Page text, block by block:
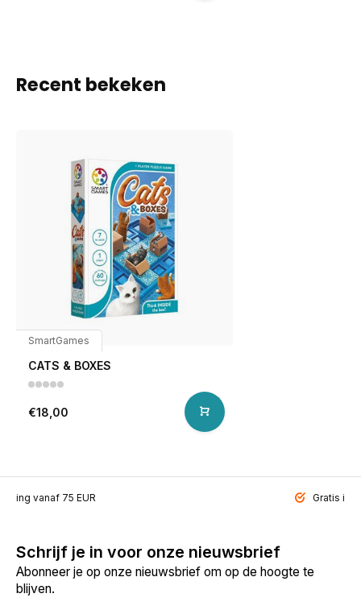
Recent bekeken
SmartGames
CATS & BOXES
€18,00
vanaf 75 EUR Gratis
Schrijf je in voor onze nieuwsbrief
Abonneer je op onze nieuwsbrief om op de hoogte te
blijven.